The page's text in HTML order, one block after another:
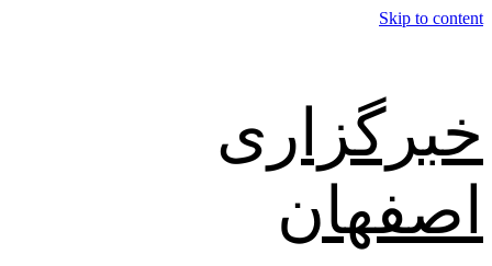
Skip to content
خبرگزاری
اصفهان